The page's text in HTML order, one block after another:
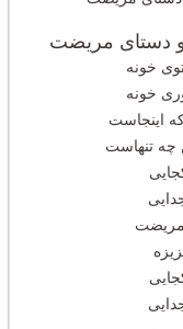
دستای مریضت
خونه
خونه
که اینجاست
چه تنهاست
مریضت